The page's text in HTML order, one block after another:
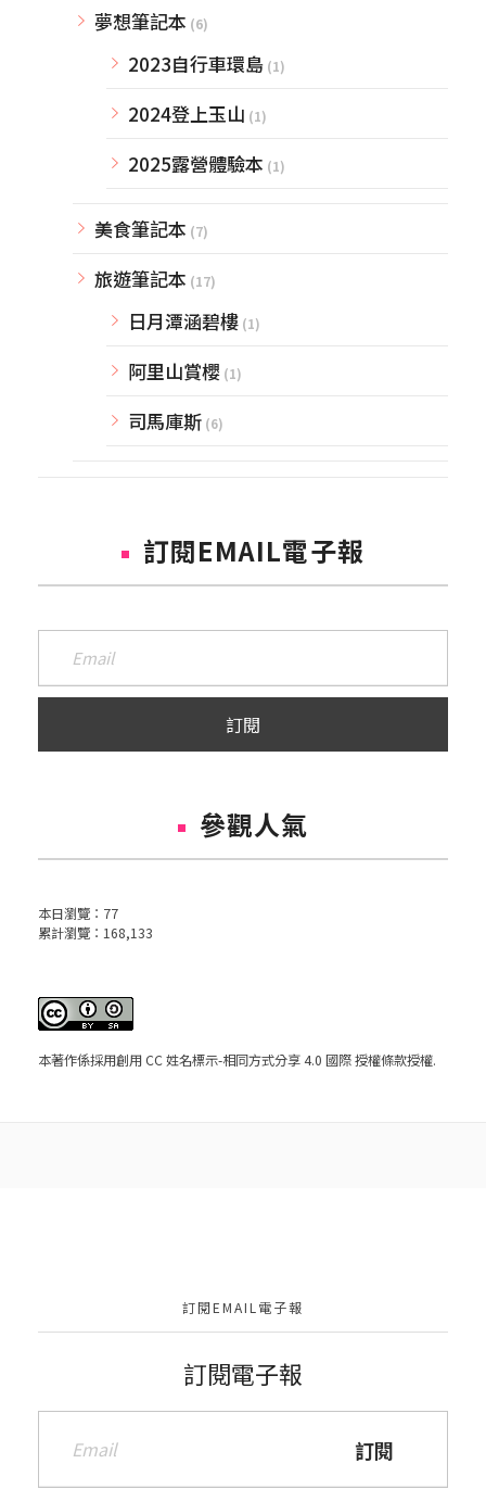
夢想筆記本 (6)
2023自行車環島 (1)
2024登上玉山 (1)
2025露營體驗本 (1)
美食筆記本 (7)
旅遊筆記本 (17)
日月潭涵碧樓 (1)
阿里山賞櫻 (1)
司馬庫斯 (6)
訂閱EMAIL電子報
參觀人氣
本日瀏覽： 77
累計瀏覽： 168,133
本著作係採用創用 CC 姓名標示-相同方式分享 4.0 國際 授權條款授權.
訂閱EMAIL電子報
訂閱電子報